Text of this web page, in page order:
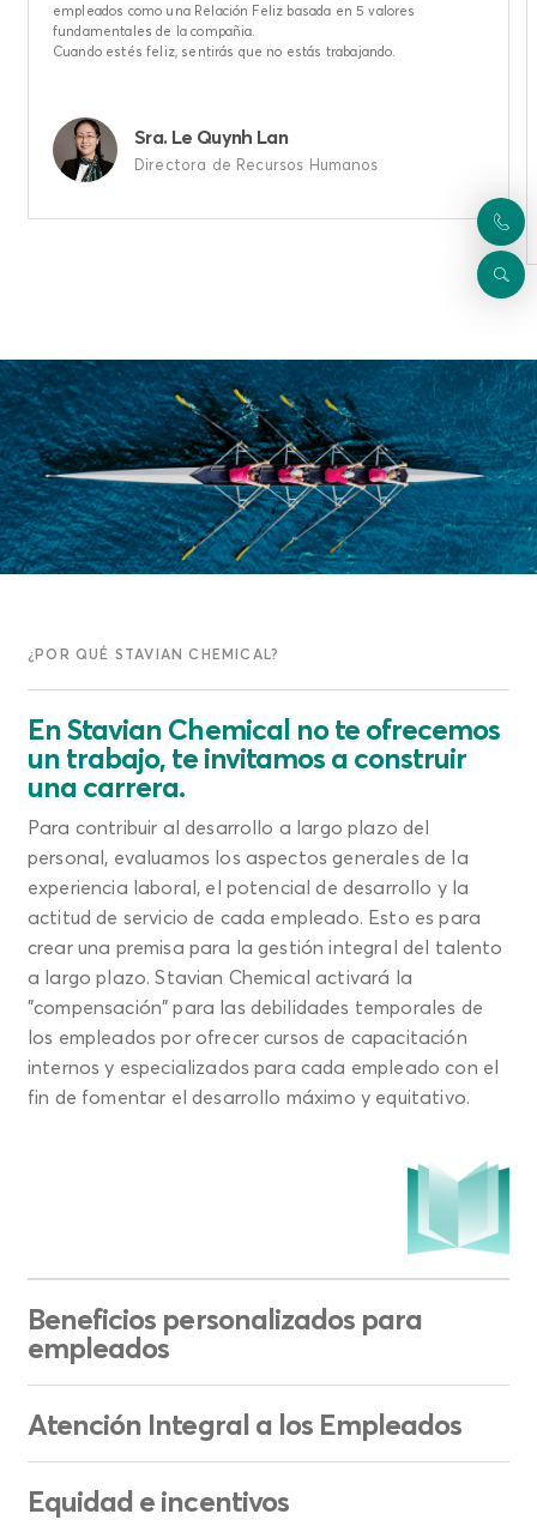
empleados como una Relación Feliz basada en 5 valores
fundamentales de la compañia.
Cuando estés feliz, sentirás que no estás trabajando.
Sra. Le Quynh Lan
Directora de Recursos Humanos
¿POR QUÉ STAVIAN CHEMICAL?
En Stavian Chemical no te ofrecemos
un trabajo, te invitamos a construir
una carrera.
Para contribuir al desarrollo a largo plazo del
personal, evaluamos los aspectos generales de la
experiencia laboral, el potencial de desarrollo y la
actitud de servicio de cada empleado. Esto es para
crear una premisa para la gestión integral del talento
a largo plazo. Stavian Chemical activará la
"compensación" para las debilidades temporales de
los empleados por ofrecer cursos de capacitación
internos y especializados para cada empleado con el
fin de fomentar el desarrollo máximo y equitativo.
Beneficios personalizados para
empleados
Atención Integral a los Empleados
Equidad e incentivos